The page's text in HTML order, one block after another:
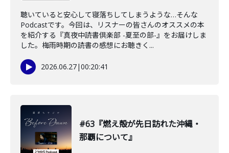
聴いていると安心して寝落ちしてしまうような…そんな
Podcastです。今回は、リスナーの皆さんのオススメの本
を紹介する『真夜中読書倶楽部 -夏至の部-』をお届けしま
した。梅雨時期の読書の感想にお聴きく...
2026.06.27|00:20:41
#63『燃え殻が先日訪れた沖縄・
那覇について』